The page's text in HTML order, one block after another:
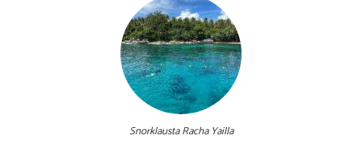
Snorklausta Racha Yailla